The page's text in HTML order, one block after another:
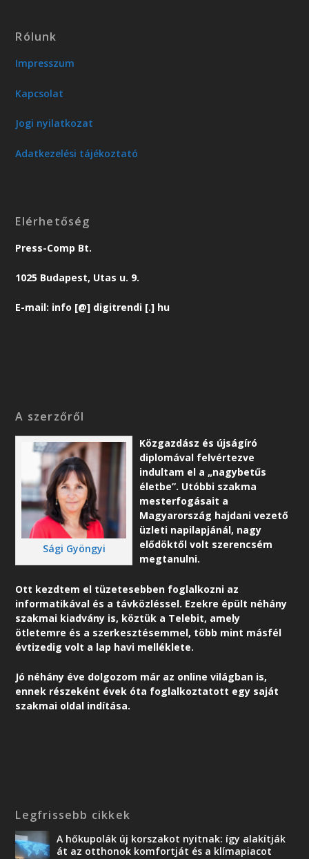
Rólunk
Impresszum
Kapcsolat
Jogi nyilatkozat
Adatkezelési tájékoztató
Elérhetőség
Press-Comp Bt.
1025 Budapest, Utas u. 9.
E-mail: info [@] digitrendi [.] hu
A szerzőről
Sági Gyöngyi
Közgazdász és újságíró
diplomával felvértezve
indultam el a „nagybetűs
életbe”. Utóbbi szakma
mesterfogásait a
Magyarország hajdani vezető
üzleti napilapjánál, nagy
elődöktől volt szerencsém
megtanulni.
Ott kezdtem el tüzetesebben foglalkozni az
informatikával és a távközléssel. Ezekre épült néhány
szakmai kiadvány is, köztük a Telebit, amely
ötletemre és a szerkesztésemmel, több mint másfél
évtizedig volt a lap havi melléklete.
Jó néhány éve dolgozom már az online világban is,
ennek részeként évek óta foglalkoztatott egy saját
szakmai oldal indítása.
Legfrissebb cikkek
A hőkupolák új korszakot nyitnak: így alakítják
át az otthonok komfortját és a klímapiacot